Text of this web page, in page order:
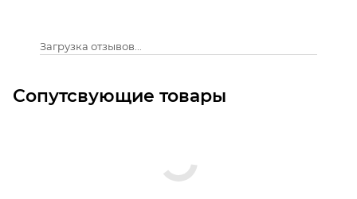
Загрузка отзывов...
Сопутсвующие товары